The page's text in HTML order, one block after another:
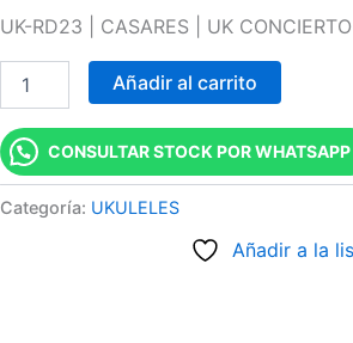
UK-RD23 | CASARES | UK
cantidad
Añadir al carrito
CONSULTAR STOCK POR WHATSAPP
Categoría: UKULELES
Añadir a la